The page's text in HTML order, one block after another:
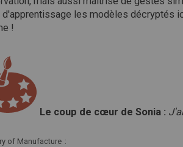
d'apprentissage les modèles décryptés
!
Le coup de cœur de Sonia :
of Manufacture